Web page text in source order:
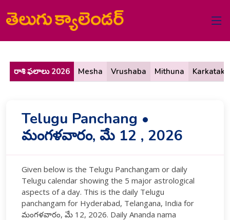
రాశి ఫలాలు 2026 Mesha Vrushaba Mithuna Karkataka
Telugu Panchang •
మంగళవారం, మే 12 , 2026
Given below is the Telugu Panchangam or daily
Telugu calendar showing the 5 major astrological
aspects of a day. This is the daily Telugu
panchangam for Hyderabad, Telangana, India for
మంగళవారం, మే 12, 2026. Daily Ananda nama